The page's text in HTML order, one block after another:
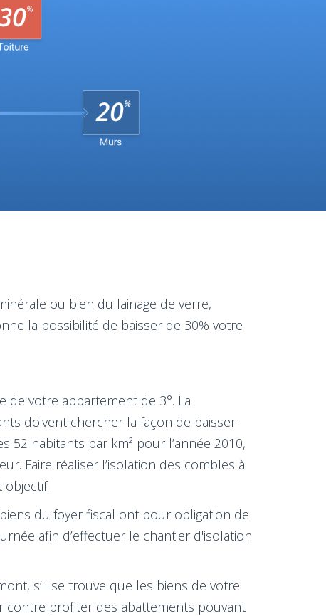
ou bien du lainage de verre,
la possibilité de baisser de 30% votre
de votre appartement de 3°. La
doivent chercher la façon de baisser
52 habitants par km² pour l’année 2010,
Faire réaliser l’isolation des combles à
du foyer fiscal ont pour obligation de
afin d’effectuer le chantier d'isolation
s’il se trouve que les biens de votre
contre profiter des abattements pouvant